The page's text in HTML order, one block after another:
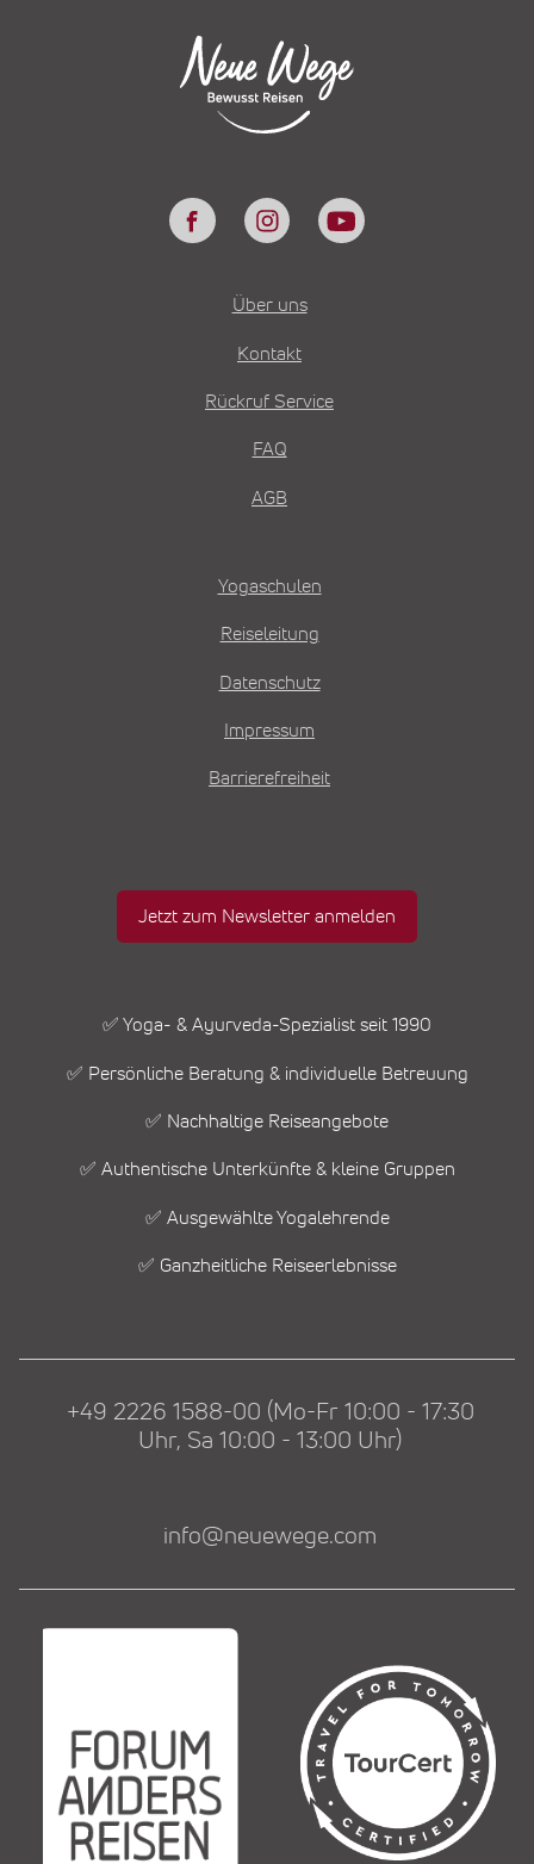
Über uns
Kontakt
Rückruf Service
FAQ
AGB
Yogaschulen
Reiseleitung
Datenschutz
Impressum
Barrierefreiheit
Jetzt zum Newsletter anmelden
✅ Yoga- & Ayurveda-Spezialist seit 1990
✅ Persönliche Beratung & individuelle Betreuung
✅ Nachhaltige Reiseangebote
✅ Authentische Unterkünfte & kleine Gruppen
✅ Ausgewählte Yogalehrende
✅ Ganzheitliche Reiseerlebnisse
+49 2226 1588-00 (Mo-Fr 10:00 - 17:30
Uhr, Sa 10:00 - 13:00 Uhr)
info@neuewege.com